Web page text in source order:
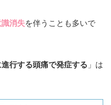
消失を伴うことも多いで
行する頭痛で発症する 」は